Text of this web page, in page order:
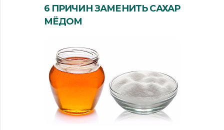
6 ПРИЧИН ЗАМЕНИТЬ САХАР
МЁДОМ